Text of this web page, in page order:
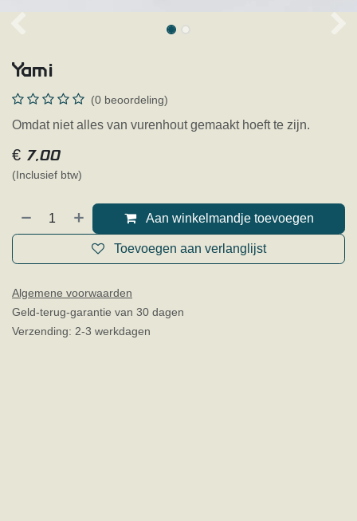
Yami
(0 beoordeling)
Omdat niet alles van vurenhout gemaakt hoeft te zijn.
€ 7,00
(Inclusief btw)
Aan winkelmandje toevoegen
Toevoegen aan verlanglijst
Algemene voorwaarden
Geld-terug-garantie van 30 dagen
Verzending: 2-3 werkdagen